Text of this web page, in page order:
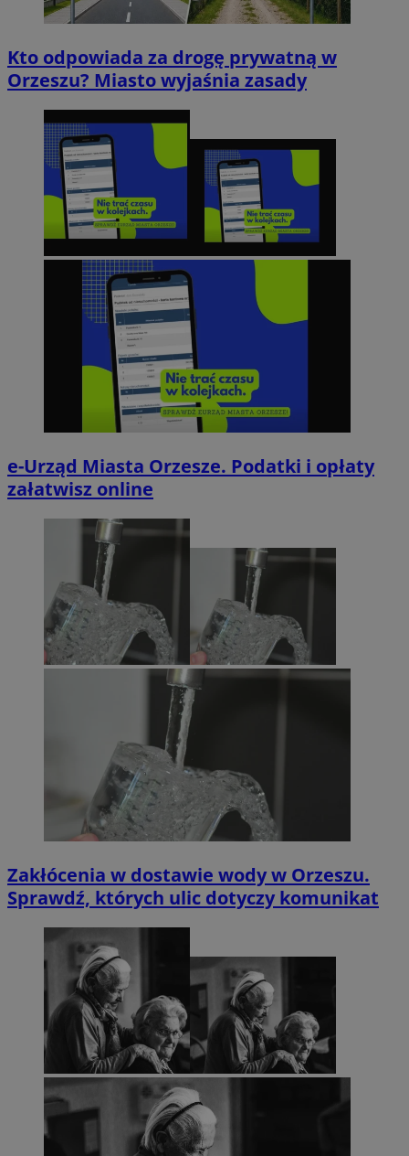
Kto odpowiada za drogę prywatną w
Orzeszu? Miasto wyjaśnia zasady
e-Urząd Miasta Orzesze. Podatki i opłaty
załatwisz online
Zakłócenia w dostawie wody w Orzeszu.
Sprawdź, których ulic dotyczy komunikat